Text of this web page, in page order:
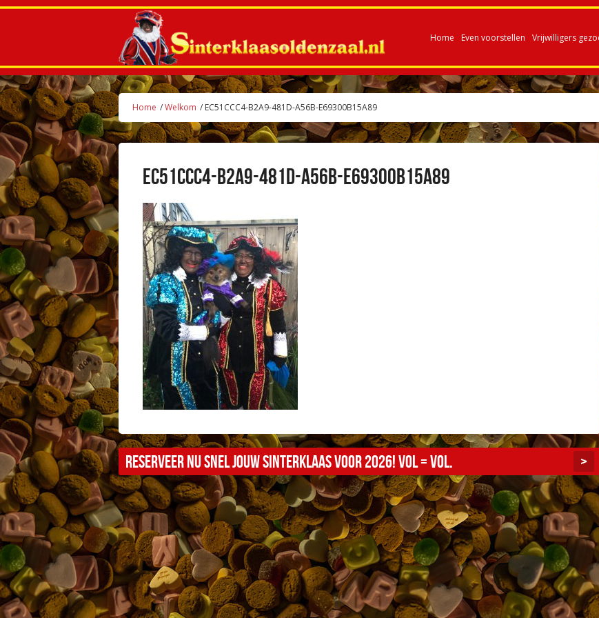
Home Even voorstellen Vrijwilligers
Home /Welkom / EC51CCC4-B2A9-481D-A56B-E69300B15A89
EC51CCC4-B2A9-481D-A56B-E69300B15A89
Reserveer nu snel jouw sinterklaas voor 2026! Vol = vol. >